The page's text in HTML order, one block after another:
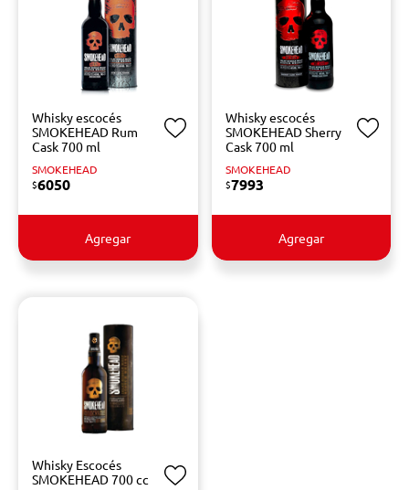
Whisky escocés
SMOKEHEAD Rum
Cask 700 ml
SMOKEHEAD
$6050
Agregar
Whisky escocés
SMOKEHEAD Sherry
Cask 700 ml
SMOKEHEAD
$7993
Agregar
Whisky Escocés
SMOKEHEAD 700 cc